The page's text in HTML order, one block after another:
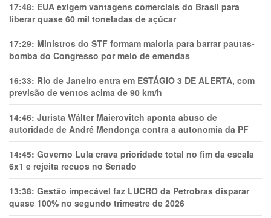
17:48: EUA exigem vantagens comerciais do Brasil para
liberar quase 60 mil toneladas de açúcar
17:29: Ministros do STF formam maioria para barrar pautas-
bomba do Congresso por meio de emendas
16:33: Rio de Janeiro entra em ESTÁGIO 3 DE ALERTA, com
previsão de ventos acima de 90 km/h
14:46: Jurista Wálter Maierovitch aponta abuso de
autoridade de André Mendonça contra a autonomia da PF
14:45: Governo Lula crava prioridade total no fim da escala
6x1 e rejeita recuos no Senado
13:38: Gestão impecável faz LUCRO da Petrobras disparar
quase 100% no segundo trimestre de 2026